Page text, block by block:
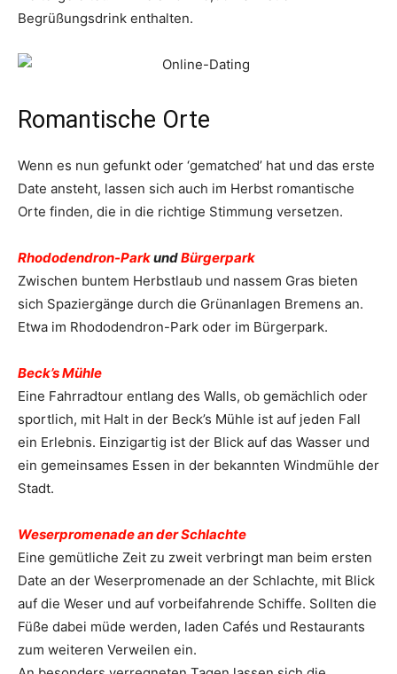
Begrüßungsdrink enthalten.
Romantische Orte
Wenn es nun gefunkt oder ‘gematched’ hat und das erste
Date ansteht, lassen sich auch im Herbst romantische
Orte finden, die in die richtige Stimmung versetzen.
Rhododendron-ParkundBürgerpark
Zwischen buntem Herbstlaub und nassem Gras bieten
sich Spaziergänge durch die Grünanlagen Bremens an.
Etwa im Rhododendron-Park oder im Bürgerpark.
Beck’s Mühle
Eine Fahrradtour entlang des Walls, ob gemächlich oder
sportlich, mit Halt in der Beck’s Mühle ist auf jeden Fall
ein Erlebnis. Einzigartig ist der Blick auf das Wasser und
ein gemeinsames Essen in der bekannten Windmühle der
Stadt.
Weserpromenade an der Schlachte
Eine gemütliche Zeit zu zweit verbringt man beim ersten
Date an der Weserpromenade an der Schlachte, mit Blick
auf die Weser und auf vorbeifahrende Schiffe. Sollten die
Füße dabei müde werden, laden Cafés und Restaurants
zum weiteren Verweilen ein.